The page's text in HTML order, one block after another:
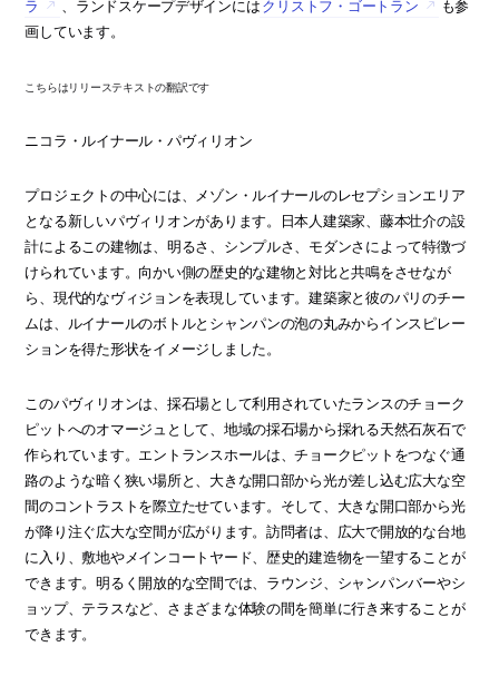
ラ
、ランドスケープデザインにはクリストフ・ゴートラン
も参
画しています。
こちらはリリーステキストの翻訳です
ニコラ・ルイナール・パヴィリオン
プロジェクトの中心には、メゾン・ルイナールのレセプションエリア
となる新しいパヴィリオンがあります。日本人建築家、藤本壮介の設
計によるこの建物は、明るさ、シンプルさ、モダンさによって特徴づ
けられています。向かい側の歴史的な建物と対比と共鳴をさせなが
ら、現代的なヴィジョンを表現しています。建築家と彼のパリのチー
ムは、ルイナールのボトルとシャンパンの泡の丸みからインスピレー
ションを得た形状をイメージしました。
このパヴィリオンは、採石場として利用されていたランスのチョーク
ピットへのオマージュとして、地域の採石場から採れる天然石灰石で
作られています。エントランスホールは、チョークピットをつなぐ通
路のような暗く狭い場所と、大きな開口部から光が差し込む広大な空
間のコントラストを際立たせています。そして、大きな開口部から光
が降り注ぐ広大な空間が広がります。訪問者は、広大で開放的な台地
に入り、敷地やメインコートヤード、歴史的建造物を一望することが
できます。明るく開放的な空間では、ラウンジ、シャンパンバーやシ
ョップ、テラスなど、さまざまな体験の間を簡単に行き来することが
できます。